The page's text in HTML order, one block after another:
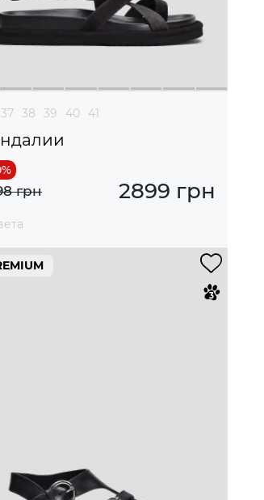
37 38 39 40 41
2899 грн
грн